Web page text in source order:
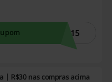
U15
| R$30 nas compras acima